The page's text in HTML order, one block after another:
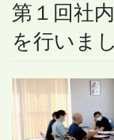
第１回社
を行いま